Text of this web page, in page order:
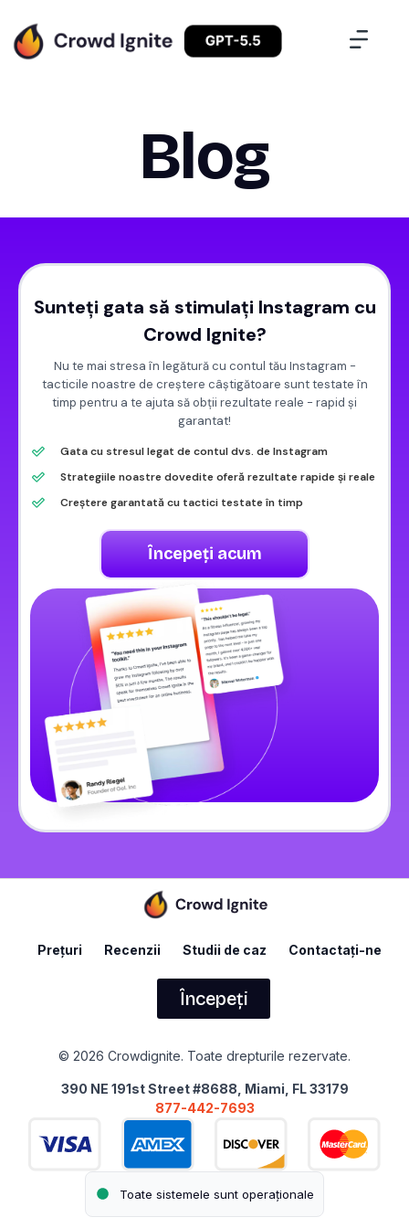
Blog
Sunteți gata să stimulați Instagram cu
Crowd Ignite?
Nu te mai stresa în legătură cu contul tău Instagram -
tacticile noastre de creștere câștigătoare sunt testate în
timp pentru a te ajuta să obții rezultate reale - rapid și
garantat!
Gata cu stresul legat de contul dvs. de Instagram
Strategiile noastre dovedite oferă rezultate rapide și reale
Creștere garantată cu tactici testate în timp
Începeți acum
Prețuri Recenzii Studii de caz Contactați-ne
Începeți
© 2026 Crowdignite. Toate drepturile rezervate.
390 NE 191st Street #8688, Miami, FL 33179
877-442-7693
Toate sistemele sunt operaționale